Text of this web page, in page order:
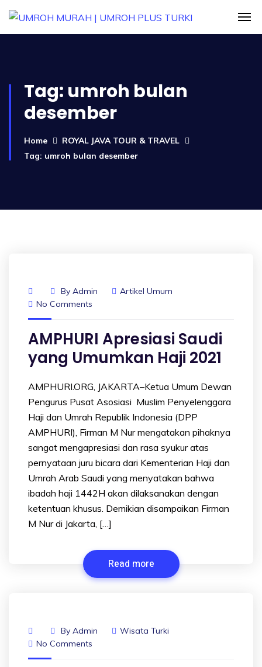
Tag: umroh bulan
desember
Home
ROYAL JAVA TOUR & TRAVEL
Tag: umroh bulan desember
By Admin
Artikel Umum
No Comments
AMPHURI Apresiasi Saudi
yang Umumkan Haji 2021
AMPHURI.ORG, JAKARTA–Ketua Umum Dewan
Pengurus Pusat Asosiasi Muslim Penyelenggara
Haji dan Umrah Republik Indonesia (DPP
AMPHURI), Firman M Nur mengatakan pihaknya
sangat mengapresiasi dan rasa syukur atas
pernyataan juru bicara dari Kementerian Haji dan
Umrah Arab Saudi yang menyatakan bahwa
ibadah haji 1442H akan dilaksanakan dengan
ketentuan khusus. Demikian disampaikan Firman
M Nur di Jakarta, […]
Read more
By Admin
Wisata Turki
No Comments